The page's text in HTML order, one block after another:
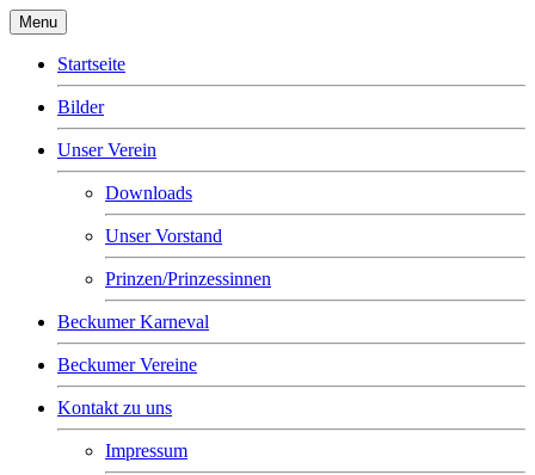
Menu
Startseite
Bilder
Unser Verein
Downloads
Unser Vorstand
Prinzen/Prinzessinnen
Beckumer Karneval
Beckumer Vereine
Kontakt zu uns
Impressum